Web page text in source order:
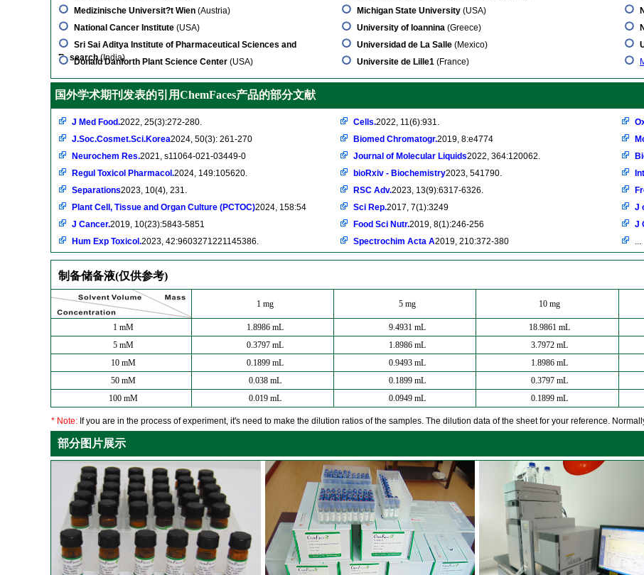
Medizinische Universit?t Wien (Austria)
National Cancer Institute (USA)
Sri Sai Aditya Institute of Pharmaceutical Sciences and
Research(India)
Donald Danforth Plant Science Center (USA)
Michigan State University (USA)
University of Ioannina (Greece)
Universidad de La Salle (Mexico)
Universite de Lille1 (France)
国外学术期刊发表的引用ChemFaces产品的部分文献
J Med Food.2022, 25(3):272-280.
J.Soc.Cosmet.Sci.Korea2024, 50(3): 261-270
Neurochem Res.2021, s11064-021-03449-0
Regul Toxicol Pharmacol.2024, 149:105620.
Separations2023, 10(4), 231.
Plant Cell, Tissue and Organ Culture (PCTOC)2024, 158:54
J Cancer.2019, 10(23):5843-5851
Hum Exp Toxicol.2023, 42:9603271221145386.
Cells.2022, 11(6):931.
Biomed Chromatogr.2019, 8:e4774
Journal of Molecular Liquids2022, 364:120062.
bioRxiv - Biochemistry2023, 541790.
RSC Adv.2023, 13(9):6317-6326.
Sci Rep.2017, 7(1):3249
Food Sci Nutr.2019, 8(1):246-256
Spectrochim Acta A2019, 210:372-380
J
J
...
制备储备液(仅供参考)
1 mg 5 mg 10 mg
1 mM 1.8986 mL 9.4931 mL 18.9861 mL
5 mM
0.3797 mL 1.8986 mL 3.7972 mL
10 mM
0.1899 mL 0.9493 mL 1.8986 mL
50 mM
0.038 mL 0.1899 mL 0.3797 mL
100 mM
0.019 mL 0.0949 mL 0.1899 mL
* Note: If you are in the process of experiment, it's need to make the dilution ratios of the samples. The dilution data of the sheet for your reference.
部分图片展示